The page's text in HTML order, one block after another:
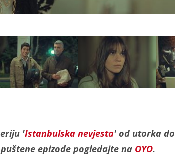
'Istanbulska nevjesta' od utorka do
epizode pogledajte na OYO.